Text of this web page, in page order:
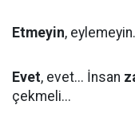
Etmeyin,
Evet, evet... İnsan
çekmeli...